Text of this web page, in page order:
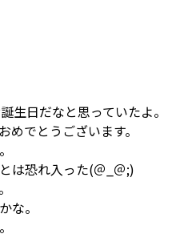
生日だなと思っていたよ。
めでとうございます。
は恐れ入った(＠_＠;)
な。